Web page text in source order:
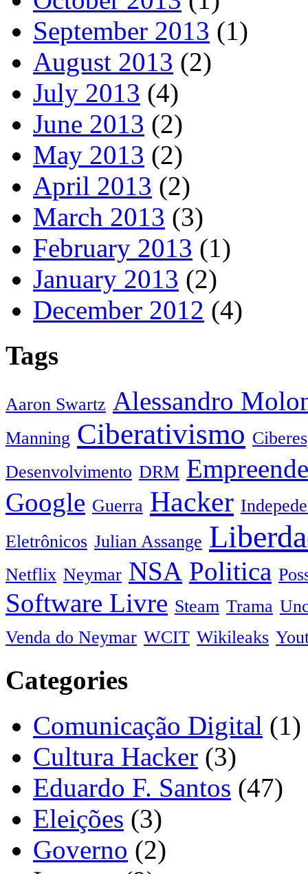
September 2013 (1)
August 2013 (2)
July 2013 (4)
June 2013 (2)
May 2013 (2)
April 2013 (2)
March 2013 (3)
February 2013 (1)
January 2013 (2)
December 2012 (4)
Tags
Aaron Swartz Alessandro
Manning Ciberativismo
Desenvolvimento DRM
Google Guerra Hacker
Eletrônicos Julian Assange
Netflix Neymar NSA Politica
Software Livre Steam Trama
Venda do Neymar WCIT Wikileaks
Categories
Comunicação Digital (1)
Cultura Hacker (3)
Eduardo F. Santos (47)
Eleições (3)
Governo (2)